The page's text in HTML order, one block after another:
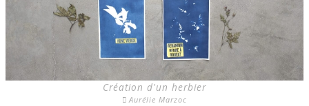
Création d'un herbier
Aurélie Marzoc